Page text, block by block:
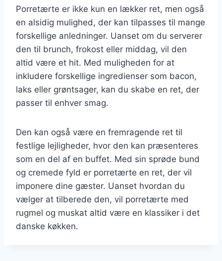
Porretærte er ikke kun en lækker ret, men også
en alsidig mulighed, der kan tilpasses til mange
forskellige anledninger. Uanset om du serverer
den til brunch, frokost eller middag, vil den
altid være et hit. Med muligheden for at
inkludere forskellige ingredienser som bacon,
laks eller grøntsager, kan du skabe en ret, der
passer til enhver smag.
Den kan også være en fremragende ret til
festlige lejligheder, hvor den kan præsenteres
som en del af en buffet. Med sin sprøde bund
og cremede fyld er porretærte en ret, der vil
imponere dine gæster. Uanset hvordan du
vælger at tilberede den, vil porretærte med
rugmel og muskat altid være en klassiker i det
danske køkken.